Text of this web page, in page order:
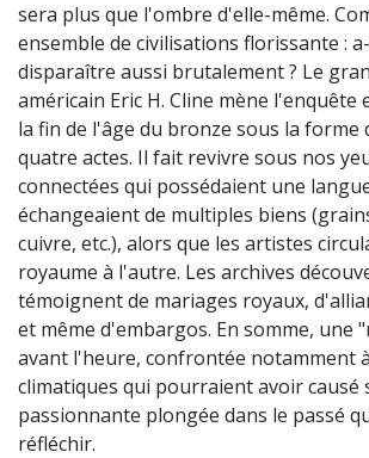
sera plus que l'ombre d'elle-même.
ensemble de civilisations florissante :
disparaître aussi brutalement ? Le
américain Eric H. Cline mène l'enquête
la fin de l'âge du bronze sous la forme
quatre actes. Il fait revivre sous nos
connectées qui possédaient une
échangeaient de multiples biens
cuivre, etc.), alors que les artistes
royaume à l'autre. Les archives
témoignent de mariages royaux,
et même d'embargos. En somme, une
avant l'heure, confrontée notamment
climatiques qui pourraient avoir causé
passionnante plongée dans le passé
réfléchir.